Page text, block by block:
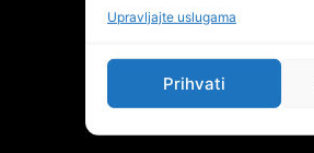
Upravljajte uslugama
Prihvati